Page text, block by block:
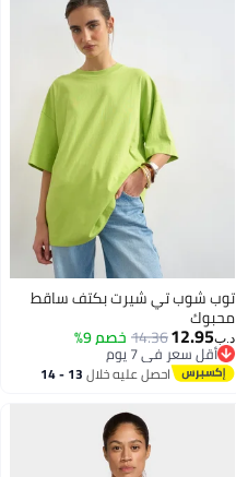
توب شوب تي شيرت بكتف ساقط
محبوك
د.ب‏12.95
14.36خصم 9%
أقل سعر في 7 يوم
أقل سعر في 7 يوماحصل عليه خلال 13 - 14